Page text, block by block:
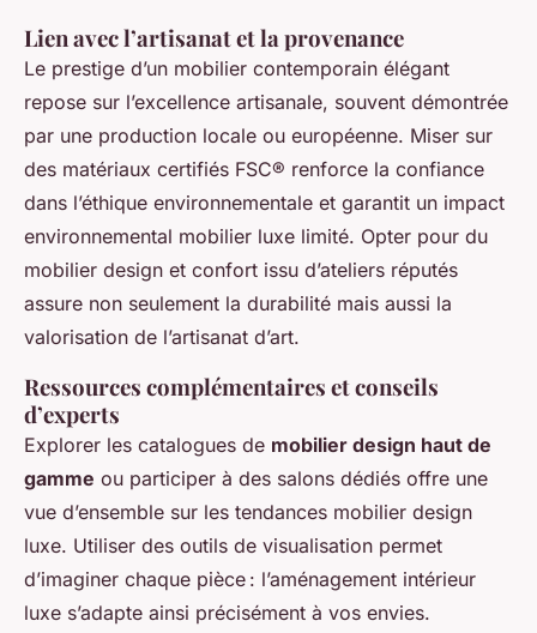
Lien avec l’artisanat et la provenance
Le prestige d’un mobilier contemporain élégant
repose sur l’excellence artisanale, souvent démontrée
par une production locale ou européenne. Miser sur
des matériaux certifiés FSC® renforce la confiance
dans l’éthique environnementale et garantit un impact
environnemental mobilier luxe limité. Opter pour du
mobilier design et confort issu d’ateliers réputés
assure non seulement la durabilité mais aussi la
valorisation de l’artisanat d’art.
Ressources complémentaires et conseils
d’experts
Explorer les catalogues de mobilier design haut de
gamme ou participer à des salons dédiés offre une
vue d’ensemble sur les tendances mobilier design
luxe. Utiliser des outils de visualisation permet
d’imaginer chaque pièce : l’aménagement intérieur
luxe s’adapte ainsi précisément à vos envies.